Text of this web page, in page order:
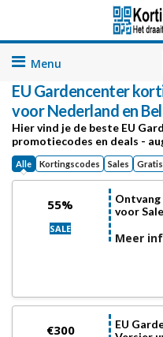
Skip
content
EU Gardencenter
voor Nederland en
Hier vind je de beste EU
promotiecodes en deals -
Alle Kortingscodes Sales
55%
SALE
voor
Meer
€300
EU